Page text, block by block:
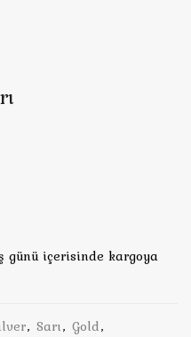
günü içerisinde kargoya
, Sarı, Gold,